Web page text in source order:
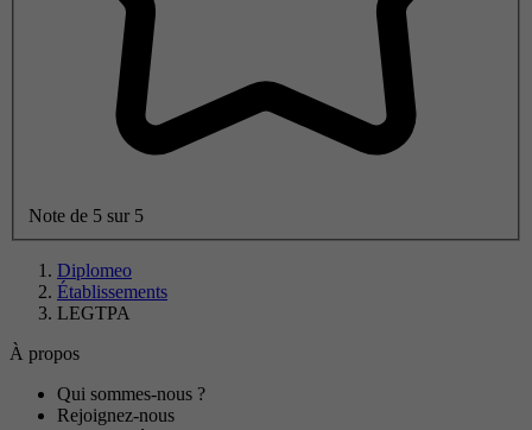
Note de 5 sur 5
Diplomeo
Établissements
LEGTPA
À propos
Qui sommes-nous ?
Rejoignez-nous